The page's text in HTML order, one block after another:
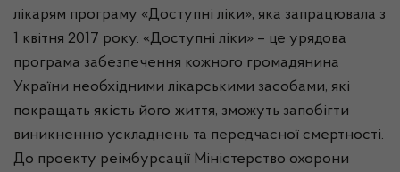
лікарям програму «Доступні ліки», яка запрацювала з
1 квітня 2017 року. «Доступні ліки» – це урядова
програма забезпечення кожного громадянина
України необхідними лікарськими засобами, які
покращать якість його життя, зможуть запобігти
виникненню ускладнень та передчасної смертності.
До проекту реімбурсації Міністерство охорони